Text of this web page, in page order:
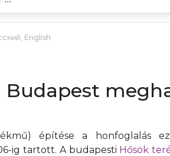
, English
építése a honfoglalás
ig tartott. A budapesti Hősök